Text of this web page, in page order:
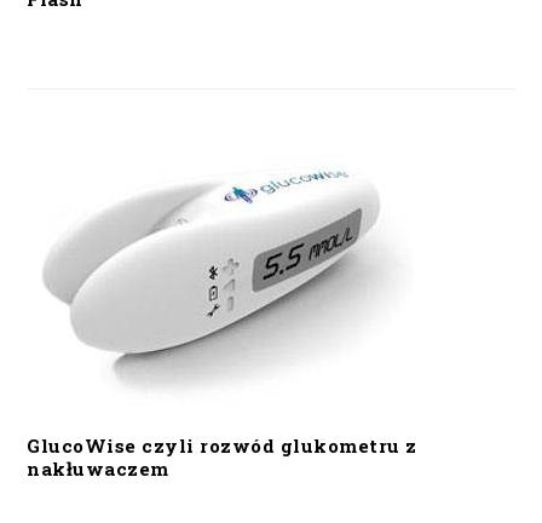
GlucoWise czyli rozwód glukometru z
nakłuwaczem